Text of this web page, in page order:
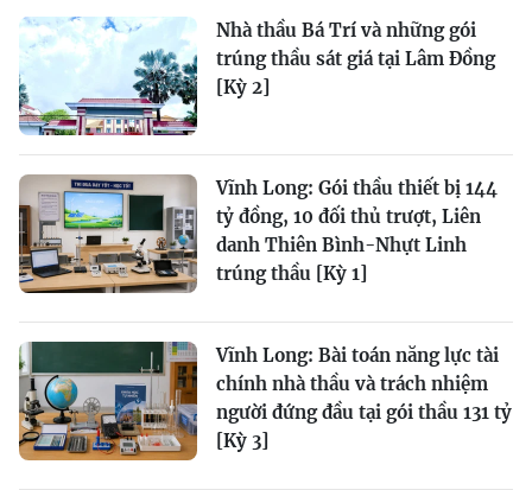
Nhà thầu Bá Trí và những gói
trúng thầu sát giá tại Lâm Đồng
[Kỳ 2]
Vĩnh Long: Gói thầu thiết bị 144
tỷ đồng, 10 đối thủ trượt, Liên
danh Thiên Bình-Nhựt Linh
trúng thầu [Kỳ 1]
Vĩnh Long: Bài toán năng lực tài
chính nhà thầu và trách nhiệm
người đứng đầu tại gói thầu 131 tỷ
[Kỳ 3]